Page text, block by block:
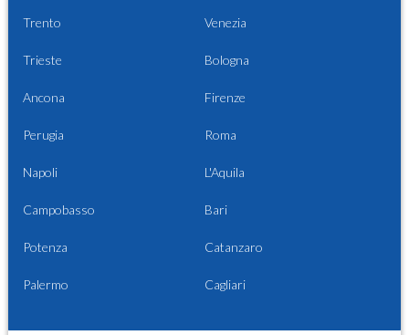
Trento Venezia
Trieste Bologna
Ancona Firenze
Perugia Roma
Napoli L'Aquila
Campobasso Bari
Potenza Catanzaro
Palermo Cagliari